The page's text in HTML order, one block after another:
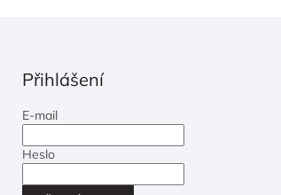
Přihlášení
E-mail
Heslo